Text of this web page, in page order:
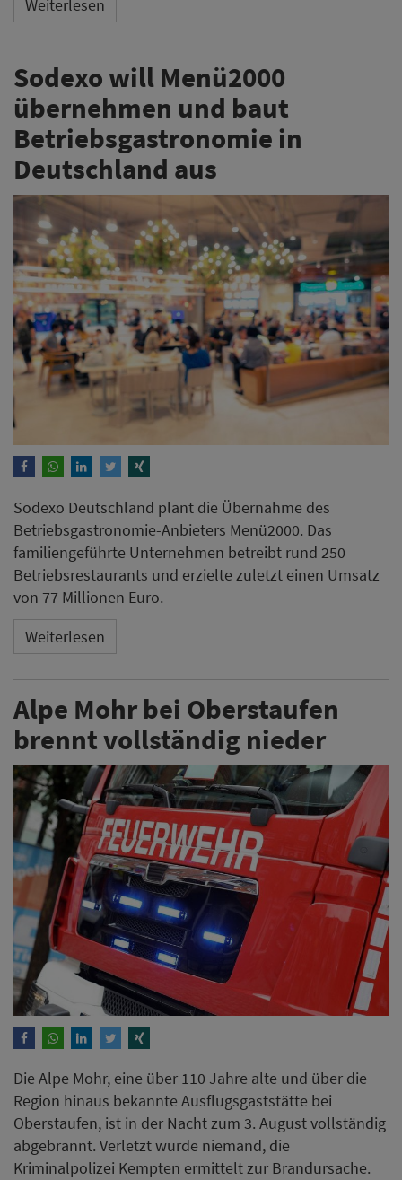
Weiterlesen
Sodexo will Menü2000
übernehmen und baut
Betriebsgastronomie in
Deutschland aus
Sodexo Deutschland plant die Übernahme des
Betriebsgastronomie-Anbieters Menü2000. Das
familiengeführte Unternehmen betreibt rund 250
Betriebsrestaurants und erzielte zuletzt einen Umsatz
von 77 Millionen Euro.
Weiterlesen
Alpe Mohr bei Oberstaufen
brennt vollständig nieder
Die Alpe Mohr, eine über 110 Jahre alte und über die
Region hinaus bekannte Ausflugsgaststätte bei
Oberstaufen, ist in der Nacht zum 3. August vollständig
abgebrannt. Verletzt wurde niemand, die
Kriminalpolizei Kempten ermittelt zur Brandursache.